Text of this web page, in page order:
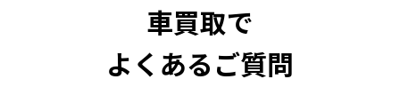
車買取で
よくあるご質問